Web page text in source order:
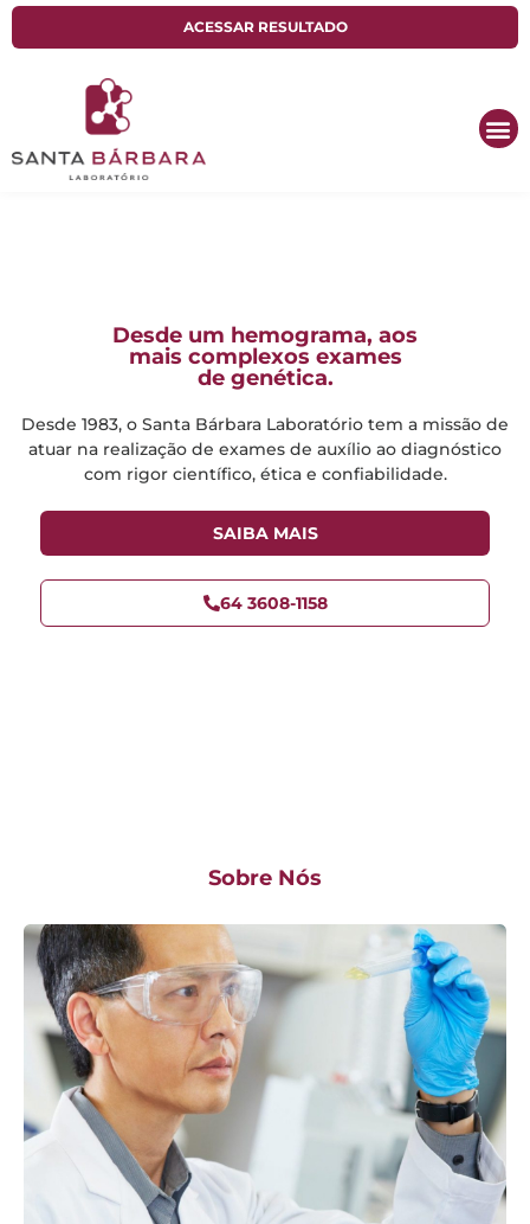
ACESSAR RESULTADO
Desde um hemograma, aos
mais complexos exames
de genética.
Desde 1983, o Santa Bárbara Laboratório tem a missão de
atuar na realização de exames de auxílio ao diagnóstico
com rigor científico, ética e confiabilidade.
SAIBA MAIS
64 3608-1158
Sobre Nós